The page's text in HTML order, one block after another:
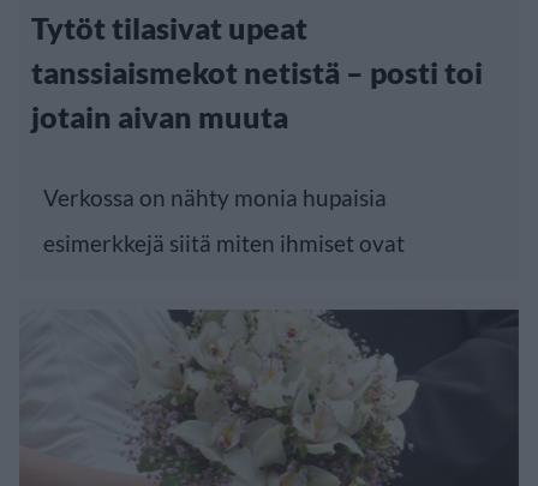
Tytöt tilasivat upeat
tanssiaismekot netistä – posti toi
jotain aivan muuta
Verkossa on nähty monia hupaisia
esimerkkejä siitä miten ihmiset ovat